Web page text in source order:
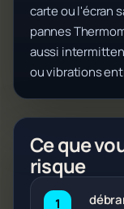
carte ou l'écran
pannes
aussi
ou vibrations
Ce que
risque